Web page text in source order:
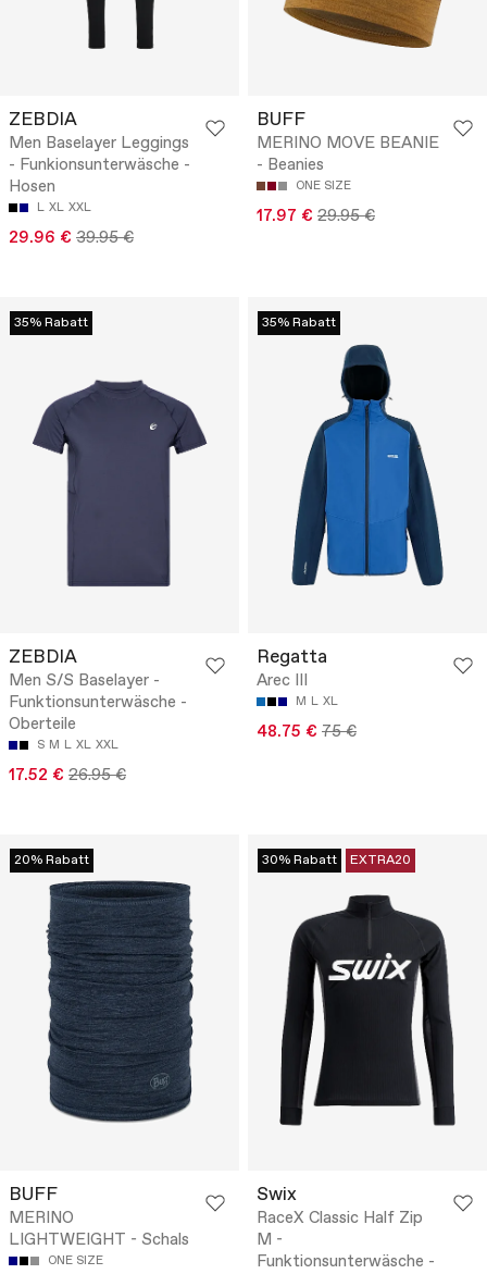
ZEBDIA
Men Baselayer Leggings
- Funkionsunterwäsche -
Hosen
L XL XXL
29.96 € 39.95 €
BUFF
MERINO MOVE BEANIE
- Beanies
ONE SIZE
17.97 € 29.95 €
35% Rabatt
ZEBDIA
Men S/S Baselayer -
Funktionsunterwäsche -
Oberteile
S M L XL XXL
17.52 € 26.95 €
35% Rabatt
Regatta
Arec III
M L XL
48.75 € 75 €
20% Rabatt
BUFF
MERINO
LIGHTWEIGHT - Schals
ONE SIZE
30% Rabatt EXTRA20
Swix
RaceX Classic Half Zip
M -
Funktionsunterwäsche -